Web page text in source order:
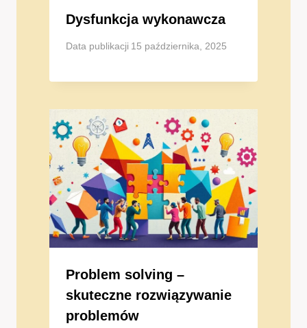
Dysfunkcja wykonawcza
Data publikacji 15 października, 2025
Problem solving –
skuteczne rozwiązywanie
problemów